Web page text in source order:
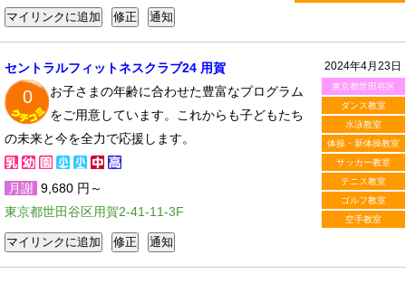
2024年4月23日
東京都世田谷区
ダンス教室
水泳教室
体操・新体操教室
サッカー教室
テニス教室
ゴルフ教室
空手教室
セントラルフィットネスクラブ24 用賀
0
お子さまの年齢に合わせた豊富なプログラム
をご用意しています。これからも子どもたち
の未来と今を全力で応援します。
月謝 9,680 円～
東京都世田谷区用賀2-41-11-3F